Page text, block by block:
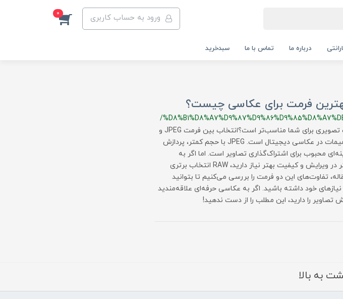
ورود به حساب کاربری 0
درباره ما تماس با ما سبدخرید
/
JPEG یا RAW؟ کدام فرمت تصویری برای شما مناسب‌تر است؟انتخاب بین فرمت JPEG و
RAW یکی از مهم‌ترین تصمیمات در عکاسی دیجیتال است. JPEG با حجم کمتر، پردازش
محبوب برای اشتراک‌گذاری تصاویر است. اما اگر به
جزئیات دقیق، کنترل بیشتر در ویرایش و کیفیت بهتر نیاز دارید، RAW انتخاب برتری
تفاوت‌های این دو فرمت را بررسی می‌کنیم تا بتوانید
خود داشته باشید. اگر به عکاسی حرفه‌ای علاقه‌مندید
تصاویر را دارید، این مطلب را از دست ندهید!
به بالا